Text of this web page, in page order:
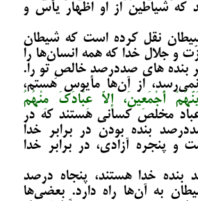
شیاطین از او اظهار یأس و
نقل کرده است که شیطان
و جلال خدا که همه انسان‌ها را
بنده های صددرصد خالصِ تو را.
از آن‌ها مأیوس هستم،
أَجْمَعِینَ، إِلاَّ عِبَادَکَ مِنْهُمُ
مخلص کسانی هستند که در
بنده بودن در برابر خدا
و پنجره آزادی، در برابر خدا
بنده خدا هستند، پنجاه درصد
به آن‌ها راه دارد. بعضی‌ها